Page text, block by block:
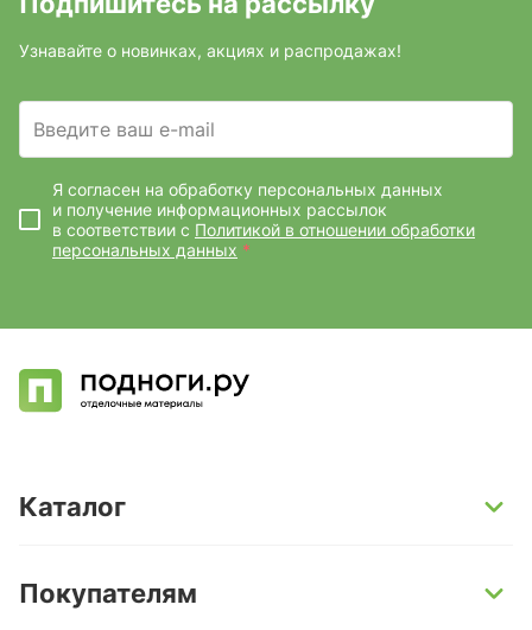
Узнавайте о новинках, акциях и распродажах!
Введите ваш e-mail
Я согласен на обработку персональных данных
и получение информационных рассылок
в соответствии с Политикой в отношении обработки
персональных данных *
Каталог
Кварц-винил и LVT-плитка
Покупателям